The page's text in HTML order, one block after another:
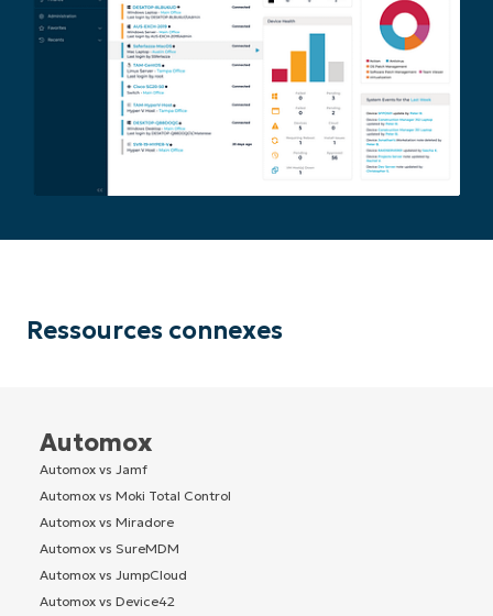
Ressources connexes
Automox
Automox vs Jamf
Automox vs Moki Total Control
Automox vs Miradore
Automox vs SureMDM
Automox vs JumpCloud
Automox vs Device42